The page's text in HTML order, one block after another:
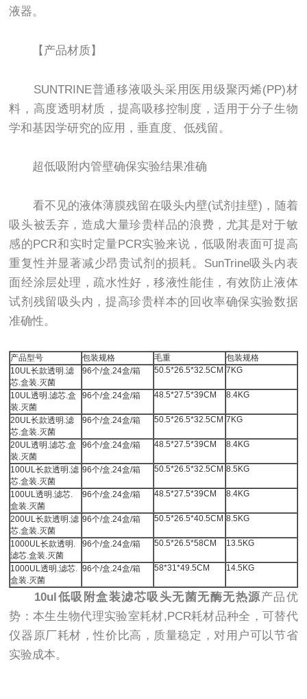
液器。
【产品材质】
SUNTRINE普通移液吸头采用医用级聚丙烯(PP)材
料，高度透明材质，提高吸移控制度，适用于分子生物
学和基因学研究的应用，垂直度、低残留。
超低吸附内管壁确保实验结果准确
看不见的液体薄膜残留在吸头内壁(试剂挂壁)，随着
吸头被丢弃，造成大量珍贵样品的浪费，尤其是对于敏
感的PCR和实时定量PCR实验来说，低吸附表面可提高
重复性并显著减少昂贵试剂的损耗。SunTrine吸头内表
面经涂层处理，疏水性好，移液性能佳，有效防止液体
试剂残留吸头内，提高珍贵样本的回收率确保实验数据
准确性。
产品型号 包装规格 毛重
包装规格
10UL长款透明.滤
芯.盒装.灭菌
96个/盒.24盒/箱 50.5*26.5*32.5CM 7KG
10UL透明.滤芯.盒
装.灭菌
96个/盒.24盒/箱 48.5*27.5*39CM 8.4KG
20UL长款透明.滤
芯.盒装.灭菌
96个/盒.24盒/箱 50.5*26.5*32.5CM 7KG
20UL透明.滤芯.盒
装.灭菌
96个/盒.24盒/箱 48.5*27.5*39CM 8.4KG
100UL长款透明.滤
芯.盒装.灭菌
96个/盒.24盒/箱 50.5*26.5*32.5CM 8.5KG
100UL透明.滤芯.
盒装.灭菌
96个/盒.24盒/箱 48.5*27.5*39CM 8.4KG
200UL长款透明.滤
芯.盒装.灭菌
96个/盒.24盒/箱 50.5*26.5*40.5CM 8.5KG
1000UL长款透明.
滤芯.盒装.灭菌
96个/盒.24盒/箱 50.5*26.5*58CM 13.5KG
1000UL透明.滤芯.
盒装.灭菌
96个/盒.24盒/箱 58*31*49.5CM 14.5KG
10ul低吸附盒装滤芯吸头无菌无酶无热源产品优
势：本生生物代理实验室耗材,PCR耗材品种全，可替代
仪器原厂耗材，性价比高，质量稳定，对用户可以节省
实验成本。